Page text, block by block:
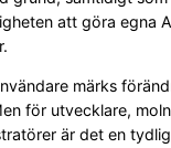
att göra egna
märks
för utvecklare,
är det en